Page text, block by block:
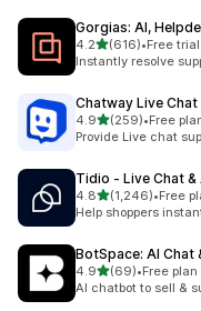
Gorgias: AI,
4.2별 5개 중
(616)
총 리뷰 616개
•Free
Instantly resolve
Chatway Live
4.9별 5개 중
(259)
총 리뷰 259개
•Free
Provide Live chat
Tidio ‑ Live Chat
4.8별 5개 중
(1,246)
총 리뷰 1246개
•Free
Help shoppers
BotSpace: AI Chat
4.9별 5개 중
(69)
총 리뷰 69개
•Free
AI chatbot to sell &